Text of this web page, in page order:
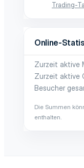
Trading-
Online-
Zurzeit aktive
Zurzeit aktive
Besucher
Die Summen
enthalten.